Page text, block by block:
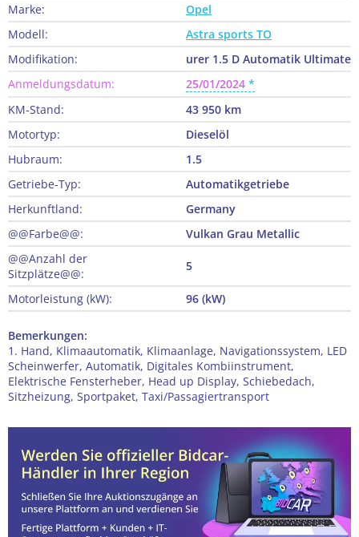
Marke:
Opel
Modell:
Astra sports TO
Modifikation:
urer 1.5 D Automatik Ultimate
Anmeldungsdatum:
25/01/2024
KM-Stand:
43 950 km
Motortyp:
Dieselöl
Hubraum:
1.5
Getriebe-Typ:
Automatikgetriebe
Herkunftland:
Germany
@@Farbe@@:
Vulkan Grau Metallic
@@Anzahl der
Sitzplätze@@:
5
Motorleistung (kW): 96 (kW)
Bemerkungen:
1. Hand, Klimaautomatik, Klimaanlage, Navigationssystem, LED
Scheinwerfer, Automatik, Digitales Kombiinstrument,
Elektrische Fensterheber, Head up Display, Schiebedach,
Sitzheizung, Sportpaket, Taxi/Passagiertransport